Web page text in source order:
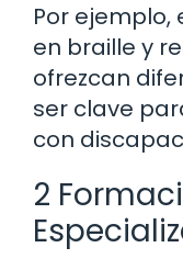
Por ejemplo,
en braille y
ofrezcan
ser clave
con
2